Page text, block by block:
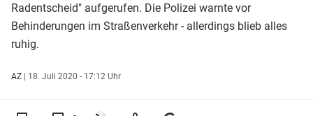
Radentscheid" aufgerufen. Die Polizei warnte vor
Behinderungen im Straßenverkehr - allerdings blieb alles
ruhig.
AZ | 18. Juli 2020 - 17:12 Uhr